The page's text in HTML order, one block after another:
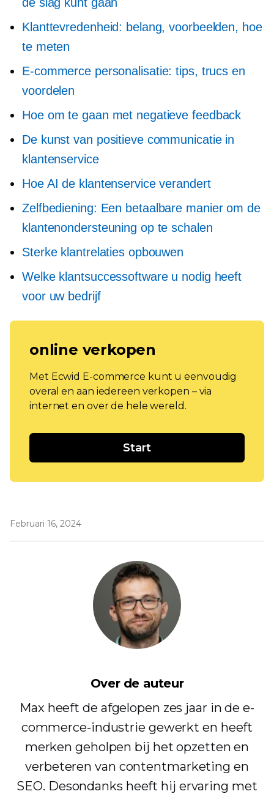
Klanttevredenheid: belang, voorbeelden, hoe
te meten
E-commerce personalisatie: tips, trucs en
voordelen
Hoe om te gaan met negatieve feedback
De kunst van positieve communicatie in
klantenservice
Hoe AI de klantenservice verandert
Zelfbediening: Een betaalbare manier om de
klantenondersteuning op te schalen
Sterke klantrelaties opbouwen
Welke klantsuccessoftware u nodig heeft
voor uw bedrijf
online verkopen
Met Ecwid E-commerce kunt u eenvoudig
overal en aan iedereen verkopen – via
internet en over de hele wereld.
Start
Februari 16, 2024
Over de auteur
Max heeft de afgelopen zes jaar in de e-
commerce-industrie gewerkt en heeft
merken geholpen bij het opzetten en
verbeteren van contentmarketing en
SEO. Desondanks heeft hij ervaring met